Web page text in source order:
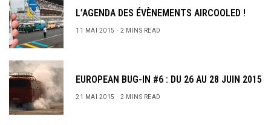
L’AGENDA DES ÉVÈNEMENTS AIRCOOLED !
11 MAI 2015 2 MINS READ
EUROPEAN BUG-IN #6 : DU 26 AU 28 JUIN 2015
21 MAI 2015 2 MINS READ